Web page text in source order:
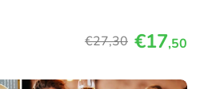
€27,30 €17,50